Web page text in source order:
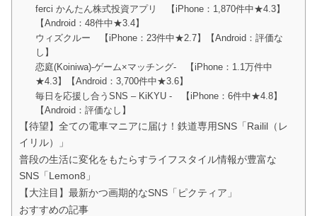
ferci かんたん株式投資アプリ 【iPhone：1,870件中★4.3】
【Android：48件中★3.4】
ウィズクルー 【iPhone：23件中★2.7】【Android：評価な
し】
恋庭(Koiniwa)-ゲーム×マッチング- 【iPhone：1.1万件中
★4.3】【Android：3,700件中★3.6】
毎日を応援し合うSNS – KiKYU - 【iPhone：6件中★4.8】
【Android：評価なし】
【待望】全ての電車マニアに届け！鉄道専用SNS「Railil（レ
イリル）」
普段の生活に変化をもたらすライフスタイル情報が豊富な
SNS「Lemon8」
【大注目】最新かつ画期的なSNS「ピクティア」
おすすめの記事